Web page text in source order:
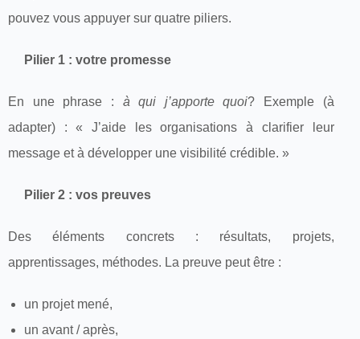
pouvez vous appuyer sur quatre piliers.
Pilier 1 : votre promesse
En une phrase : à qui j’apporte quoi? Exemple (à
adapter) : « J’aide les organisations à clarifier leur
message et à développer une visibilité crédible. »
Pilier 2 : vos preuves
Des éléments concrets : résultats, projets,
apprentissages, méthodes. La preuve peut être :
un projet mené,
un avant / après,